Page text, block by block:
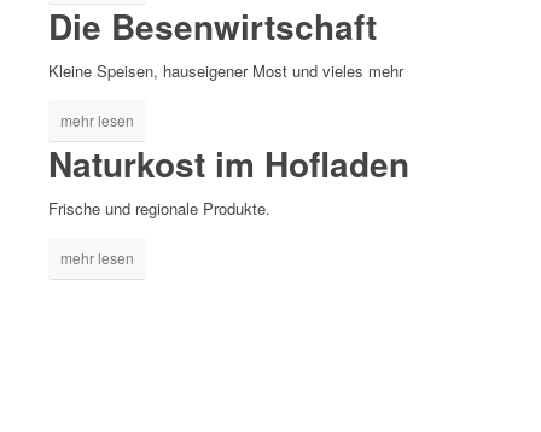
Die Besenwirtschaft
Kleine Speisen, hauseigener Most und vieles mehr
mehr lesen
Naturkost im Hofladen
Frische und regionale Produkte.
mehr lesen